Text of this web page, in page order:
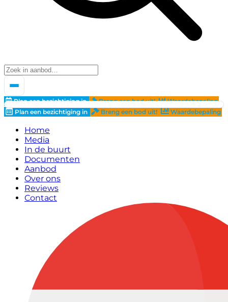
Plan een bezichtiging in Breng een bod uit!
Waardebepaling
Plan een bezichtiging in
Breng een bod uit! Waardebepaling
Home
Media
In de buurt
Documenten
Aanbod
Over ons
Reviews
Contact